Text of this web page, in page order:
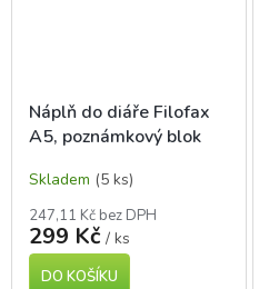
Náplň do diáře Filofax
A5, poznámkový blok
Skladem (5 ks)
247,11 Kč bez DPH
299 Kč / ks
DO KOŠÍKU